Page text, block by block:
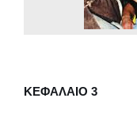
ΚΕΦΑΛΑΙΟ 3